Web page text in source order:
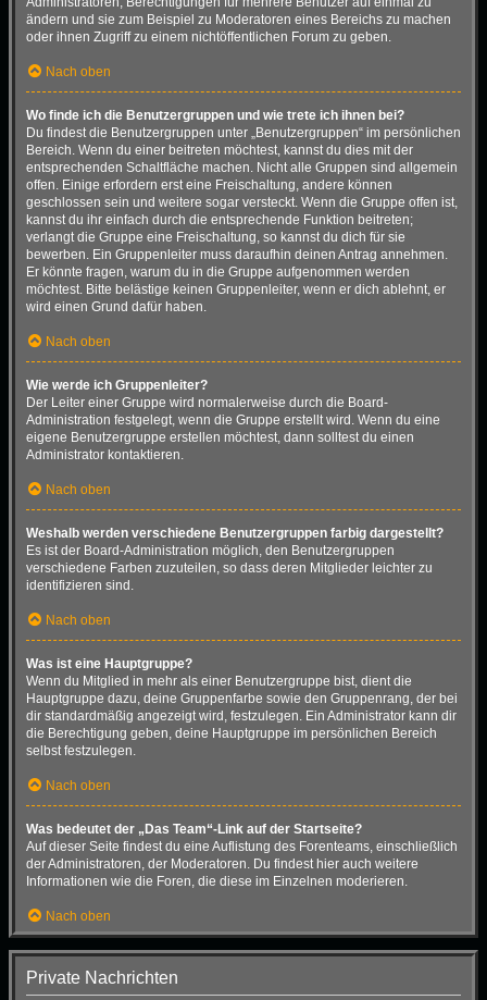
ändern und sie zum Beispiel zu Moderatoren eines Bereichs zu machen
oder ihnen Zugriff zu einem nichtöffentlichen Forum zu geben.
Nach oben
Wo finde ich die Benutzergruppen und wie trete ich ihnen bei?
Du findest die Benutzergruppen unter „Benutzergruppen“ im persönlichen
Bereich. Wenn du einer beitreten möchtest, kannst du dies mit der
entsprechenden Schaltfläche machen. Nicht alle Gruppen sind allgemein
offen. Einige erfordern erst eine Freischaltung, andere können
geschlossen sein und weitere sogar versteckt. Wenn die Gruppe offen ist,
kannst du ihr einfach durch die entsprechende Funktion beitreten;
verlangt die Gruppe eine Freischaltung, so kannst du dich für sie
bewerben. Ein Gruppenleiter muss daraufhin deinen Antrag annehmen.
Er könnte fragen, warum du in die Gruppe aufgenommen werden
möchtest. Bitte belästige keinen Gruppenleiter, wenn er dich ablehnt, er
wird einen Grund dafür haben.
Nach oben
Wie werde ich Gruppenleiter?
Der Leiter einer Gruppe wird normalerweise durch die Board-
Administration festgelegt, wenn die Gruppe erstellt wird. Wenn du eine
eigene Benutzergruppe erstellen möchtest, dann solltest du einen
Administrator kontaktieren.
Nach oben
Weshalb werden verschiedene Benutzergruppen farbig dargestellt?
Es ist der Board-Administration möglich, den Benutzergruppen
verschiedene Farben zuzuteilen, so dass deren Mitglieder leichter zu
identifizieren sind.
Nach oben
Was ist eine Hauptgruppe?
Wenn du Mitglied in mehr als einer Benutzergruppe bist, dient die
Hauptgruppe dazu, deine Gruppenfarbe sowie den Gruppenrang, der bei
dir standardmäßig angezeigt wird, festzulegen. Ein Administrator kann dir
die Berechtigung geben, deine Hauptgruppe im persönlichen Bereich
selbst festzulegen.
Nach oben
Was bedeutet der „Das Team“-Link auf der Startseite?
Auf dieser Seite findest du eine Auflistung des Forenteams, einschließlich
der Administratoren, der Moderatoren. Du findest hier auch weitere
Informationen wie die Foren, die diese im Einzelnen moderieren.
Nach oben
Private Nachrichten